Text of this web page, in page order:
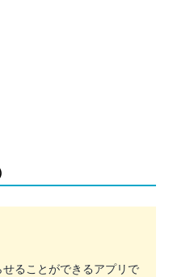
ることができるアプリで